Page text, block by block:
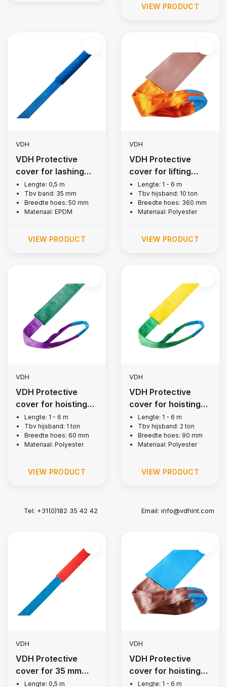
VIEW PRODUCT
VDH
VDH Protective
cover for lashing
strap 35 mm
Lengte: 0,5 m
Tbv band: 35 mm
Breedte hoes: 50 mm
Materiaal: EPDM
VIEW PRODUCT
VDH
VDH Protective
cover for lifting
strap, 10 tons
Lengte: 1 - 6 m
Tbv hijsband: 10 ton
Breedte hoes: 360 mm
Materiaal: Polyester
VIEW PRODUCT
VDH
VDH Protective
cover for hoisting
belt, 1 ton
Lengte: 1 - 6 m
Tbv hijsband: 1 ton
Breedte hoes: 60 mm
Materiaal: Polyester
VIEW PRODUCT
VDH
VDH Protective
cover for hoisting
belt, 2 tons
Lengte: 1 - 6 m
Tbv hijsband: 2 ton
Breedte hoes: 90 mm
Materiaal: Polyester
VIEW PRODUCT
Tel: +31(0)182 35 42 42 Email:info@vdhint.com
VDH
VDH Protective
cover for 35 mm
lashing strap, 0.5 m
Lengte: 0,5 m
VDH
VDH Protective
cover for hoisting
belt, 6 tons
Lengte: 1 - 6 m